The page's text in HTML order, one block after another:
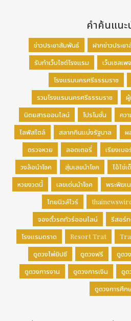
คำค้นแนะ
ข่าวประชาสัมพันธ์ ฝากข่าวประช
รับทำเว็บไซต์โรงแรม
เว็บเซลเพจ
โรงแรมนครศรีธรรมราช
รวมโรงแรมนครศรีธรรมราช
นิตยสารออนไลน์
โปรโมชั่น คว
ไลฟ์สไตล์
สลากกินแบ่งรัฐบาล ผ
ตรวจหวย
ลอตเตอรี่ เรียงเบอ
วงล้อนำโชค
สุ่มเลขนำโชค ไอ้ไข่
หวยงวดนี้
เลขเด่นนำโชค พระพิฆเ
ไทยนิวส์ไวร์
จองตั๋วรถทัวร์ออนไลน์
รีสอร์
โรงแรมตราด
Resort Trat
ดูดวงไพ่ยิปซี
ดูดวงฟรี ดูดว
ดูดวงการงาน
ดูดวงการเงิน ดูด
ดูดวงการศึก